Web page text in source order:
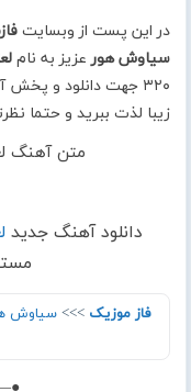
در این پست از وبسایت
سیاوش هورعزیز به نام
۳۲۰ جهت دانلود و پخش
زیبا لذت ببرید و حتما
متن آهنگ
دانلود آهنگ جدید
فاز موزیک >>>سیاوش